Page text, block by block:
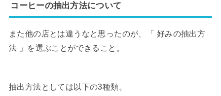
コーヒーの抽出方法について
また他の店とは違うなと思ったのが、「 好みの抽出方
法 」を選ぶことができること。
抽出方法としては以下の3種類。